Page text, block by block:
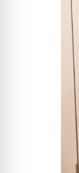
Anfallsicherheit
freundlicher Modus